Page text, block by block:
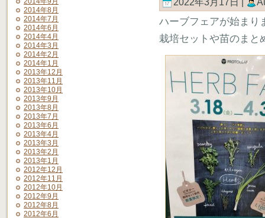
2014年8月
2014年7月
2014年6月
2014年4月
2014年3月
2014年2月
2014年1月
2013年12月
2013年11月
2013年10月
2013年9月
2013年8月
2013年7月
2013年6月
2013年4月
2013年3月
2013年2月
2013年1月
2012年12月
2012年11月
2012年10月
2012年9月
2012年8月
2012年6月
2022年3月17日 |
ハーブフェアが始まり
栽培セットや苗のまと